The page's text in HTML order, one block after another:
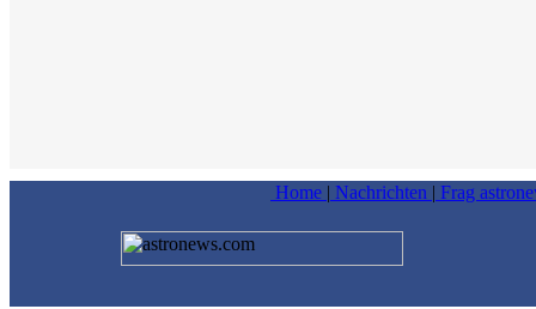
Home | Nachrichten | Frag